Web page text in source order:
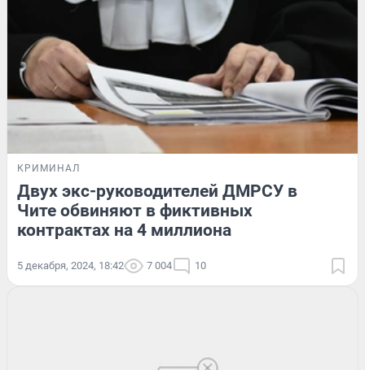
КРИМИНАЛ
Двух экс-руководителей ДМРСУ в
Чите обвиняют в фиктивных
контрактах на 4 миллиона
5 декабря, 2024, 18:42 7 004 10